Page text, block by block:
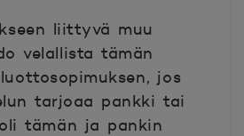
liittyvä muu
velallista tämän
jos
tarjoaa pankki tai
tämän ja pankin